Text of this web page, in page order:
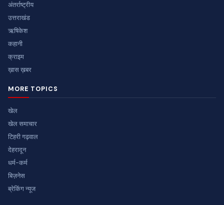
अंतर्राष्ट्रीय
उत्तराखंड
ऋषिकेश
कहानी
क्राइम
ख़ास ख़बर
MORE TOPICS
खेल
खेल समाचार
टिहरी गढ़वाल
देहरादून
धर्म-कर्म
बिज़नेस
ब्रेकिंग न्यूज